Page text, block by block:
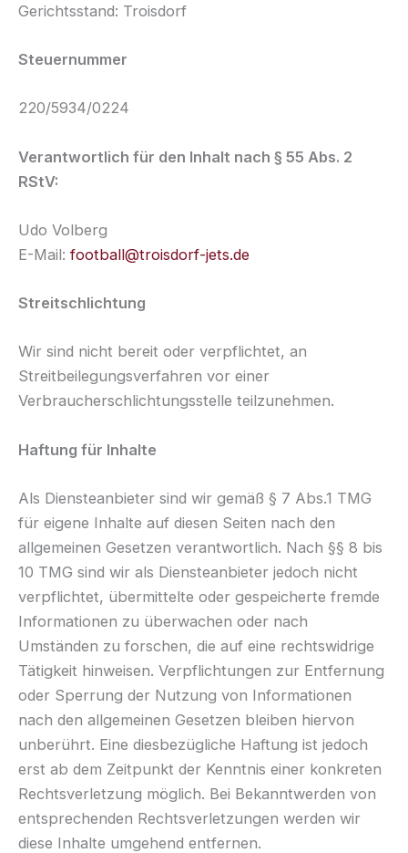
Gerichtsstand: Troisdorf
Steuernummer
220/5934/0224
Verantwortlich für den Inhalt nach § 55 Abs. 2
RStV:
Udo Volberg
E-Mail: football@troisdorf-jets.de
Streitschlichtung
Wir sind nicht bereit oder verpflichtet, an
Streitbeilegungsverfahren vor einer
Verbraucherschlichtungsstelle teilzunehmen.
Haftung für Inhalte
Als Diensteanbieter sind wir gemäß § 7 Abs.1 TMG
für eigene Inhalte auf diesen Seiten nach den
allgemeinen Gesetzen verantwortlich. Nach §§ 8 bis
10 TMG sind wir als Diensteanbieter jedoch nicht
verpflichtet, übermittelte oder gespeicherte fremde
Informationen zu überwachen oder nach
Umständen zu forschen, die auf eine rechtswidrige
Tätigkeit hinweisen. Verpflichtungen zur Entfernung
oder Sperrung der Nutzung von Informationen
nach den allgemeinen Gesetzen bleiben hiervon
unberührt. Eine diesbezügliche Haftung ist jedoch
erst ab dem Zeitpunkt der Kenntnis einer konkreten
Rechtsverletzung möglich. Bei Bekanntwerden von
entsprechenden Rechtsverletzungen werden wir
diese Inhalte umgehend entfernen.